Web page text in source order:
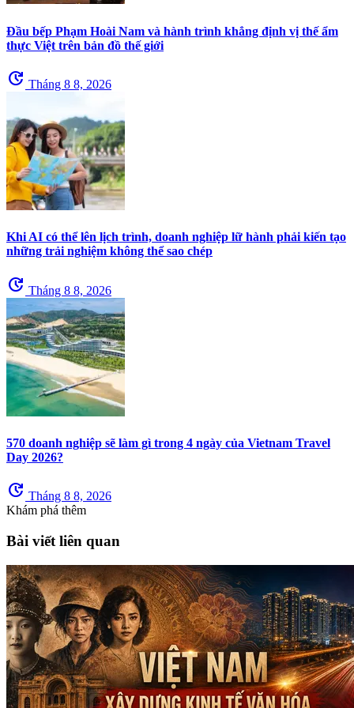
Đầu bếp Phạm Hoài Nam và hành trình khẳng định vị thế ẩm
thực Việt trên bản đồ thế giới
update Tháng 8 8, 2026
Khi AI có thể lên lịch trình, doanh nghiệp lữ hành phải kiến tạo
những trải nghiệm không thể sao chép
update Tháng 8 8, 2026
570 doanh nghiệp sẽ làm gì trong 4 ngày của Vietnam Travel
Day 2026?
update Tháng 8 8, 2026
Khám phá thêm
Bài viết liên quan